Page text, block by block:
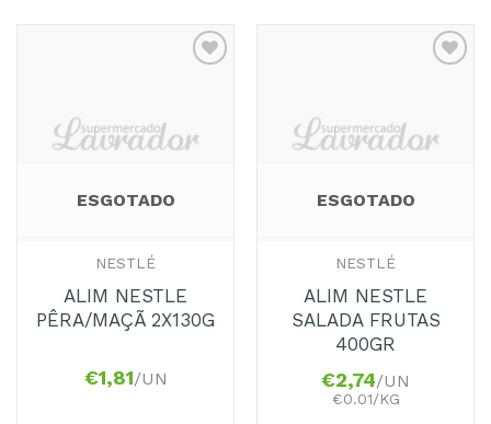
Favoritos
ESGOTADO
NESTLÉ
ALIM NESTLE
PÊRA/MAÇÃ 2X130G
€1,81/UN
Favoritos
ESGOTADO
NESTLÉ
ALIM NESTLE
SALADA FRUTAS
400GR
€2,74/UN
€0.01/KG